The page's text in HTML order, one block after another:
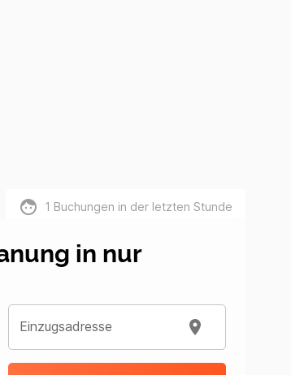
1 Buchungen in der letzten Stunde
in nur
Einzugsadresse